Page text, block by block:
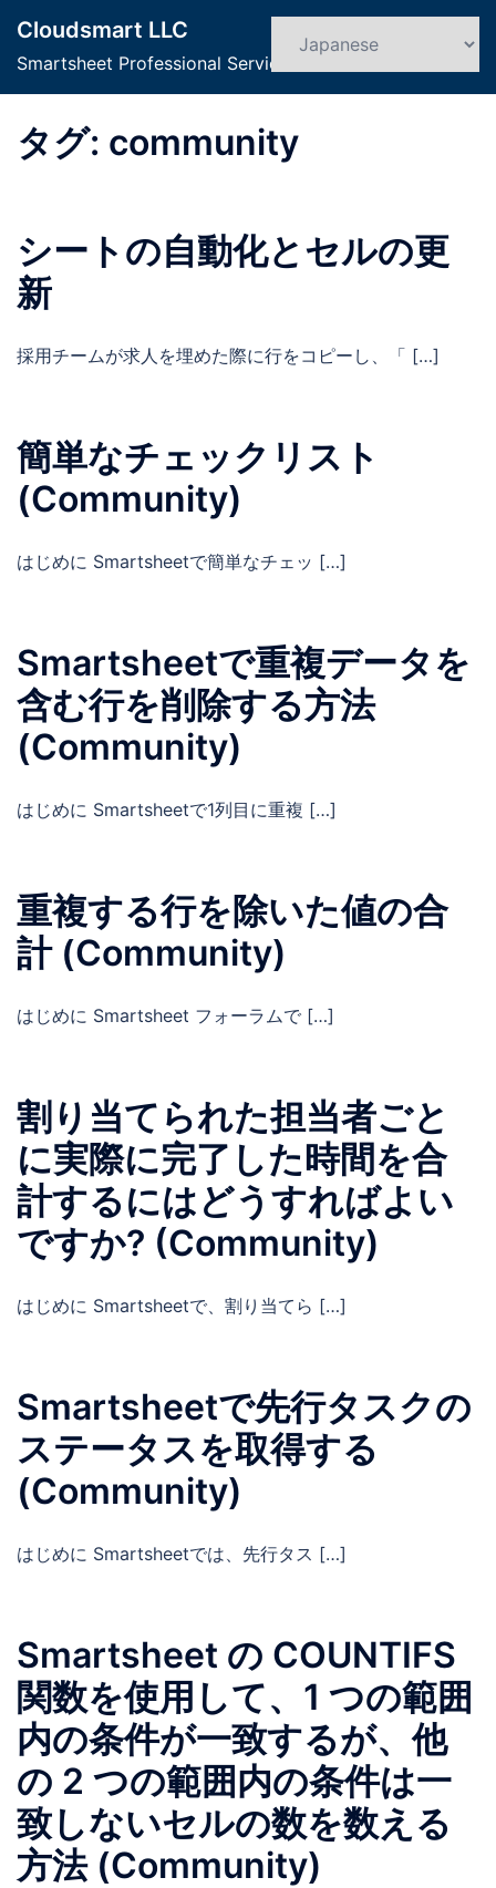
ン
Cloudsmart LLC
Smartsheet Professional Service
ト
グ
タグ: community
シートの自動化とセルの更
新
採用チームが求人を埋めた際に行をコピーし、「 […]
簡単なチェックリスト
(Community)
はじめに Smartsheetで簡単なチェッ […]
Smartsheetで重複データを
含む行を削除する方法
(Community)
はじめに Smartsheetで1列目に重複 […]
重複する行を除いた値の合
計 (Community)
はじめに Smartsheet フォーラムで […]
割り当てられた担当者ごと
に実際に完了した時間を合
計するにはどうすればよい
ですか? (Community)
はじめに Smartsheetで、割り当てら […]
Smartsheetで先行タスクの
ステータスを取得する
(Community)
はじめに Smartsheetでは、先行タス […]
Smartsheet の COUNTIFS
関数を使用して、1 つの範囲
内の条件が一致するが、他
の 2 つの範囲内の条件は一
致しないセルの数を数える
方法 (Community)